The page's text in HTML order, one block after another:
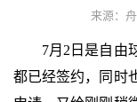
来源：
7月2日是自由
都已经签约，同时